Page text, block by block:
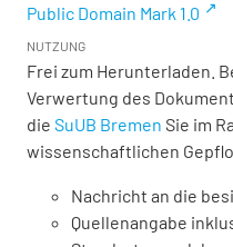
Public Domain Mark 1.0
NUTZUNG
Frei zum Herunterladen.
Verwertung des
die SuUB Bremen Sie im
wissenschaftlichen
Nachricht an die
Quellenangabe